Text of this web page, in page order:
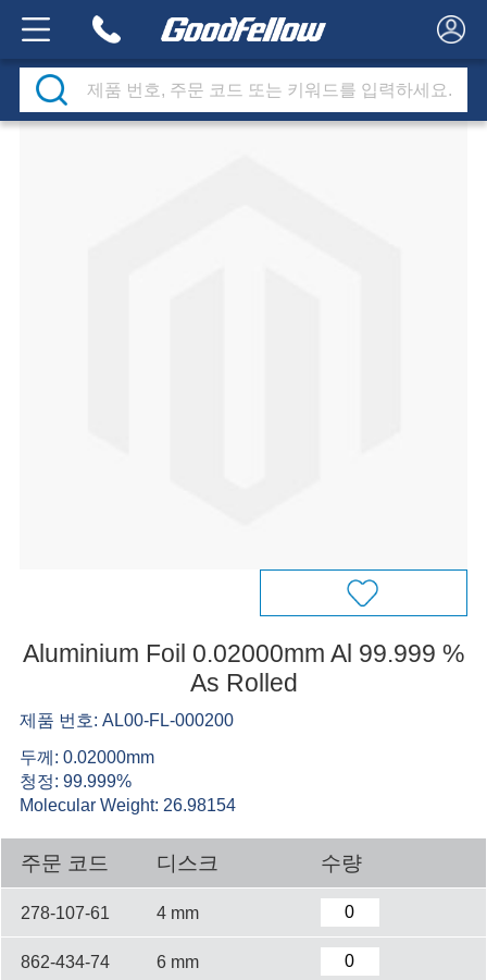
Aluminium Foil 0.02000mm Al 99.999 %
As Rolled
제품 번호: AL00-FL-000200
두께: 0.02000mm
청정: 99.999%
Molecular Weight: 26.98154
주문 코드 디스크 수량
278-107-61 4 mm
862-434-74 6 mm